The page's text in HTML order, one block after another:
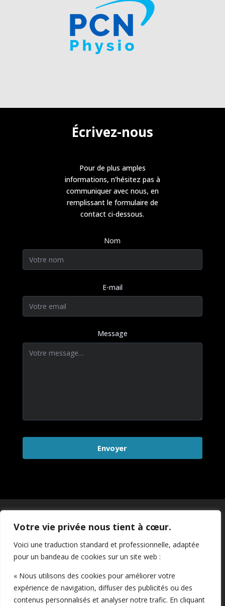
Votre vie privée nous tient à cœur.
Voici une traduction standard et professionnelle, adaptée
pour un bandeau de cookies sur un site web :
« Nous utilisons des cookies pour améliorer votre
expérience de navigation, diffuser des publicités ou des
contenus personnalisés et analyser notre trafic. En cliquant
Écrivez-nous
Pour de plus amples
informations, n’hésitez pas à
communiquer avec nous, en
remplissant le formulaire de
contact ci-dessous.
Nom
E-mail
Message
Envoyer
Pour nous joindre :